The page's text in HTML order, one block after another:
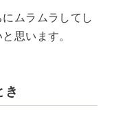
ムラムラしてし
思います。
き